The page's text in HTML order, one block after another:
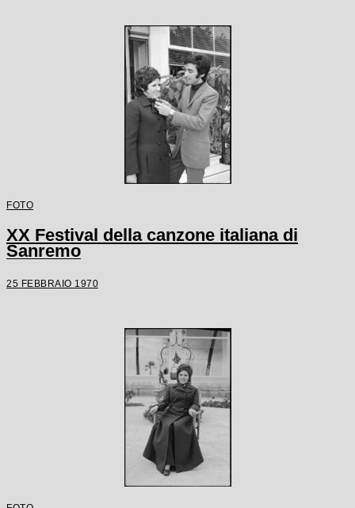
FOTO
XX Festival della canzone italiana di
Sanremo
25 FEBBRAIO 1970